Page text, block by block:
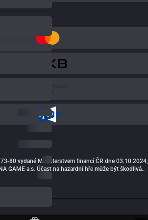
80 vydané Ministerstvem financí ČR dne 03.10.2024,
GAME a.s. Účast na hazardní hře může být škodlivá..